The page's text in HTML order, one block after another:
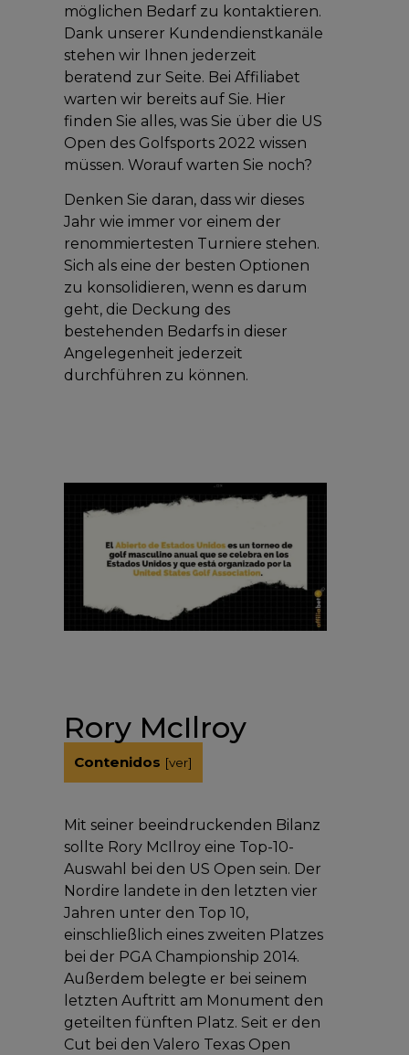
möglichen Bedarf zu kontaktieren.
Dank unserer Kundendienstkanäle
stehen wir Ihnen jederzeit
beratend zur Seite. Bei Affiliabet
warten wir bereits auf Sie. Hier
finden Sie alles, was Sie über die US
Open des Golfsports 2022 wissen
müssen. Worauf warten Sie noch?
Denken Sie daran, dass wir dieses
Jahr wie immer vor einem der
renommiertesten Turniere stehen.
Sich als eine der besten Optionen
zu konsolidieren, wenn es darum
geht, die Deckung des
bestehenden Bedarfs in dieser
Angelegenheit jederzeit
durchführen zu können.
Rory McIlroy
Contenidos [ver]
Mit seiner beeindruckenden Bilanz
sollte Rory McIlroy eine Top-10-
Auswahl bei den US Open sein. Der
Nordire landete in den letzten vier
Jahren unter den Top 10,
einschließlich eines zweiten Platzes
bei der PGA Championship 2014.
Außerdem belegte er bei seinem
letzten Auftritt am Monument den
geteilten fünften Platz. Seit er den
Cut bei den Valero Texas Open